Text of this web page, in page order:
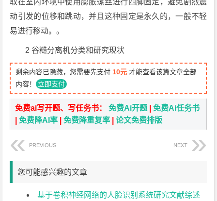
取在室内环境中使用膨胀螺丝进行四脚固定，避免剧烈震
动引发的位移和跳动，并且这种固定是永久的，一般不轻
易进行移动。。
2 谷糙分离机分类和研究现状
剩余内容已隐藏，您需要先支付 10元 才能查看该篇文章全部
内容！ 立即支付
免费ai写开题、写任务书：免费Ai开题 |免费Ai任务书
|免费降AI率 |免费降重复率 |论文免费排版
PREVIOUS NEXT
您可能感兴趣的文章
基于卷积神经网络的人脸识别系统研究文献综述